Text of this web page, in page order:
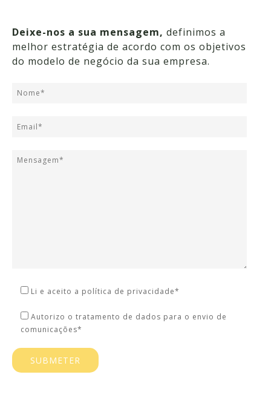
Deixe-nos a sua mensagem, definimos a
melhor estratégia de acordo com os objetivos
do modelo de negócio da sua empresa.
Li e aceito a política de privacidade*
Autorizo o tratamento de dados para o envio de
comunicações*